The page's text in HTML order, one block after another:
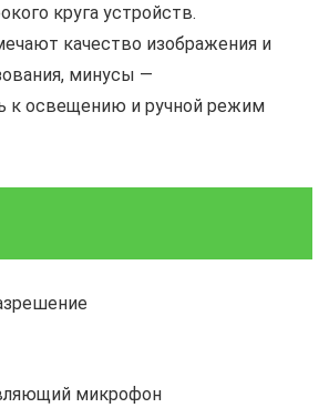
круга устройств.
качество изображения и
минусы —
к освещению и ручной режим
микрофон